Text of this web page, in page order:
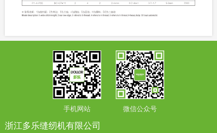
手机网站 微信公众号
浙江多乐缝纫机有限公司